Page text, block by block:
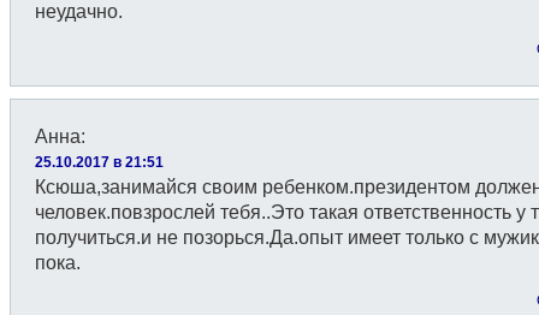
неудачно.
Анна:
25.10.2017 в 21:51
Ксюша,занимайся своим ребенком.президентом
человек.повзрослей тебя..Это такая ответственность у
получиться.и не позорься.Да.опыт имеет только с
пока.